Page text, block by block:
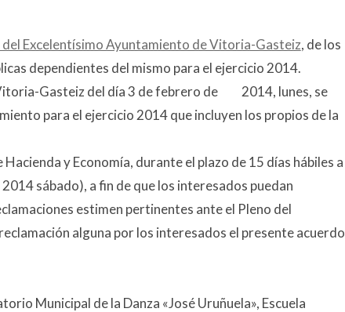
Excelentísimo Ayuntamiento de Vitoria-Gasteiz, de los
dependientes del mismo para el ejercicio 2014.
Gasteiz del día 3 de febrero de
2014, lunes, se
para el ejercicio 2014 que incluyen los propios de la
y Economía, durante el plazo de 15 días hábiles a
sábado), a fin de que los interesados puedan
estimen pertinentes ante el Pleno del
alguna por los interesados el presente acuerdo
Municipal de la Danza «José Uruñuela», Escuela